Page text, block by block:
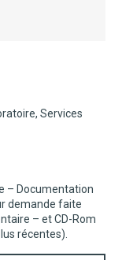
Services
– Documentation
demande faite
– et CD-Rom
récentes).